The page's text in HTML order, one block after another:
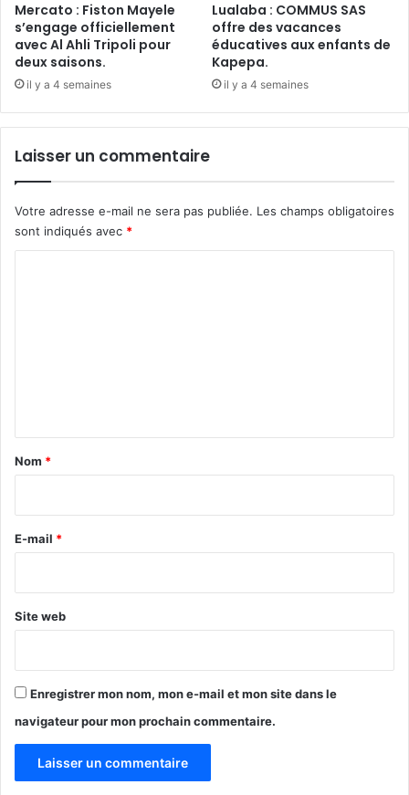
Mercato : Fiston Mayele
s’engage officiellement
avec Al Ahli Tripoli pour
deux saisons.
il y a 4 semaines
Lualaba : COMMUS SAS
offre des vacances
éducatives aux enfants de
Kapepa.
il y a 4 semaines
Laisser un commentaire
Votre adresse e-mail ne sera pas publiée. Les champs obligatoires
sont indiqués avec *
a
e
Nom *
E-mail *
Site web
Enregistrer mon nom, mon e-mail et mon site dans le
navigateur pour mon prochain commentaire.